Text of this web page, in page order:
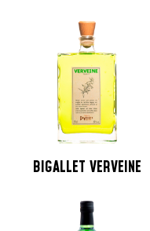
BIGALLET VERVEINE